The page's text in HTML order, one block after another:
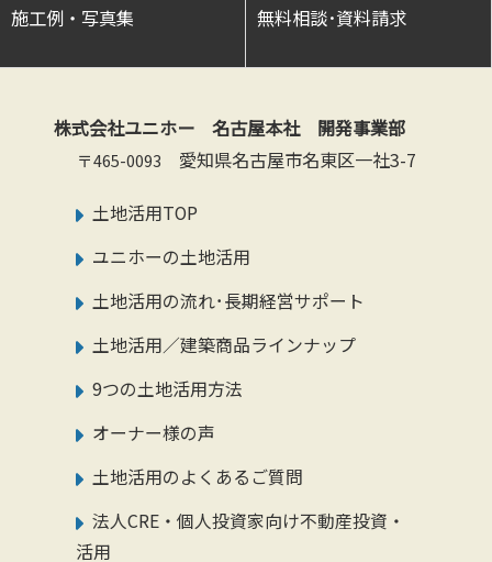
施工例・写真集 無料相談･資料請求
株式会社ユニホー 名古屋本社 開発事業部
〒465-0093 愛知県名古屋市名東区一社3-7
土地活用TOP
ユニホーの土地活用
土地活用の流れ･長期経営サポート
土地活用／建築商品ラインナップ
9つの土地活用方法
オーナー様の声
土地活用のよくあるご質問
法人CRE・個人投資家向け不動産投資・
活用